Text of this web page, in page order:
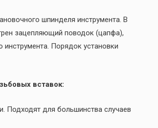
шпинделя инструмента. В
зацепляющий поводок (цапфа),
Порядок установки
вставок:
Подходят для большинства случаев